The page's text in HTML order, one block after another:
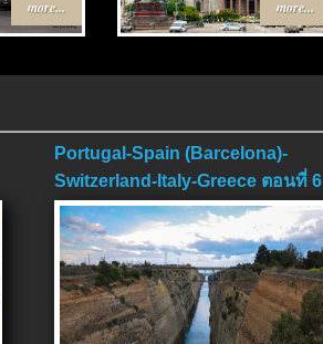
more... more...
Portugal-Spain (Barcelona)-
Switzerland-Italy-Greece ตอนที่ 6
ตอนจบ